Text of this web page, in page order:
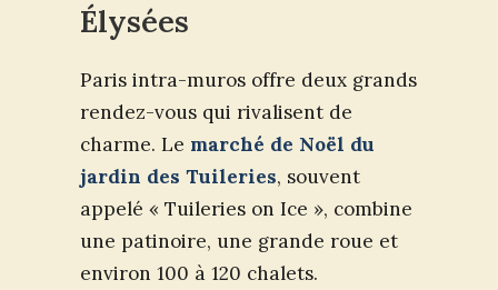
Élysées
Paris intra-muros offre deux grands
rendez-vous qui rivalisent de
charme. Le marché de Noël du
jardin des Tuileries, souvent
appelé « Tuileries on Ice », combine
une patinoire, une grande roue et
environ 100 à 120 chalets.